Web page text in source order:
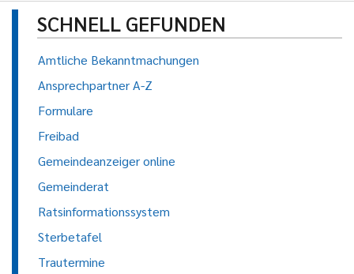
SCHNELL GEFUNDEN
Amtliche Bekanntmachungen
Ansprechpartner A-Z
Formulare
Freibad
Gemeindeanzeiger online
Gemeinderat
Ratsinformationssystem
Sterbetafel
Trautermine